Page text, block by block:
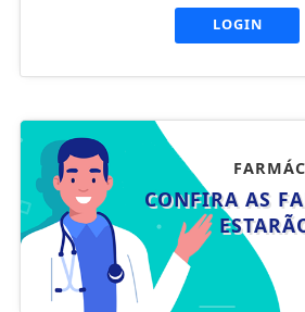
LOGIN
CONFIRA AS